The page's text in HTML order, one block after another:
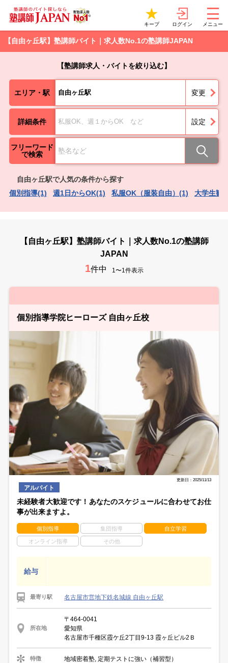
キープ ログイン メニュー
【自由ヶ丘駅】塾講師バイト｜求人数No.1の塾講師JAPAN
【塾講師求人・バイトを絞り込む】
エリア・駅 自由ヶ丘駅 変更
詳細条件 私服OK、週１からOK など 設定
フリーワード
で検索
自由ヶ丘駅で人気の条件から探す
個別指導(1)
週1日からOK(1) 私服OK（服装自由）(1) 大学生歓
【自由ヶ丘駅】塾講師バイト｜求人数No.1の塾講師
JAPAN
1件中 1〜1件表示
個別指導学院ヒーローズ 自由ヶ丘校
更新日：2025/11/13
アルバイト
未経験者大歓迎です！あなたのスケジュールに合わせてお仕
事が出来ますよ。
個別指導 集団指導 自立学習
オンライン指導 その他
給与
最寄り駅 名古屋市営地下鉄名城線 自由ヶ丘駅
所在地
〒464-0041
愛知県
名古屋市千種区霞ケ丘2丁目9-13 霞ヶ丘ビル2Ｂ
特徴 地域密着塾, 定期テストに強い（補習型）